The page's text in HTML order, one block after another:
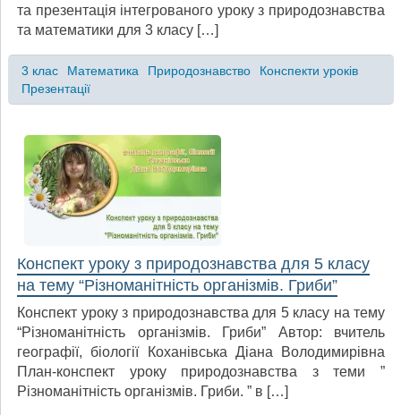
та презентація інтегрованого уроку з природознавства
та математики для 3 класу […]
3 клас Математика Природознавство
Конспекти уроків
Презентації
Конспект уроку з природознавства для 5 класу
на тему “Різноманітність організмів. Гриби”
Конспект уроку з природознавства для 5 класу на тему
“Різноманітність організмів. Гриби” Автор: вчитель
географії, біології Коханівська Діана Володимирівна
План-конспект уроку природознавства з теми ”
Різноманітність організмів. Гриби. ” в […]